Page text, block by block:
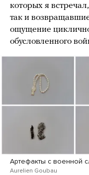
которых я
так и
ощущение
обусловленного
Артефакты с военной
Aurelien Goubau